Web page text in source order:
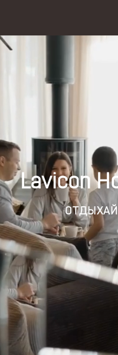
Lavicon